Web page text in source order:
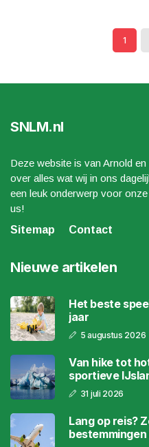
1
SNLM.nl
Deze website is van Arnold
over alles wat wij in ons
een leuk onderwerp voor
us!
Sitemap
Contact
Nieuwe artikelen
Het beste
jaar
5 augustus 2026
Van hike tot
sportieve
31 juli 2026
Lang op reis?